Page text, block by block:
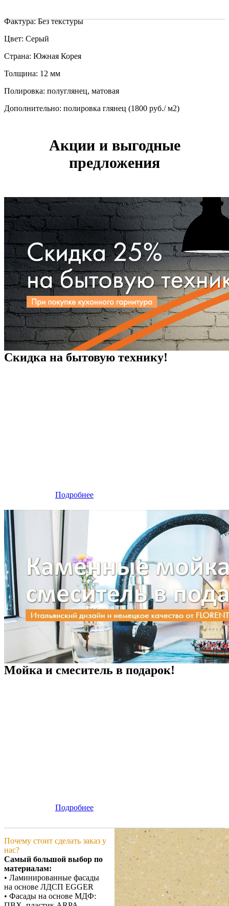
Фактура: Без текстуры
Цвет: Серый
Страна: Южная Корея
Толщина: 12 мм
Полировка: полуглянец, матовая
Дополнительно: полировка глянец (1800 руб./ м2)
Акции и выгодные
предложения
Скидка на бытовую технику!
Подробнее
Мойка и смеситель в подарок!
Подробнее
Почему стоит сделать заказ у
нас?
Самый большой выбор по
материалам:
• Ламинированные фасады
на основе ЛДСП EGGER
• Фасады на основе МДФ: